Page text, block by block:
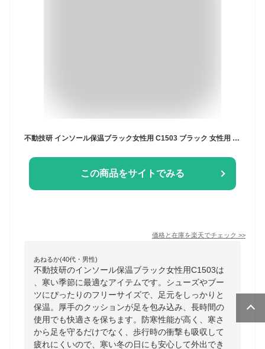
不動技研 インソール保温ブラック女性用 C1503 ブラック 女性用 不動化学 インソール 保温 あったか シューズ 長靴 ブーツ 中敷き フリーサイズ 暖かい クッション 防寒
この商品をサイトでみる
価格と在庫を楽天でチェック >>
あねるか(40代・男性)
不動技研のインソール保温ブラック女性用C1503は
、寒い季節に最適なアイテムです。シューズやブー
ツにぴったりのフリーサイズで、足元をしっかりと
保温。厚手のクッションが足を包み込み、長時間の
使用でも快適さを保ちます。防寒性能が高く、寒さ
から足を守るだけでなく、歩行時の衝撃も吸収して
疲れにくいので、寒い冬の日にも安心して外出でき